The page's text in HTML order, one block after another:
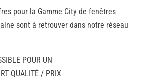
pour la Gamme City de fenêtres
sont à retrouver dans notre réseau
POUR UN
QUALITÉ / PRIX